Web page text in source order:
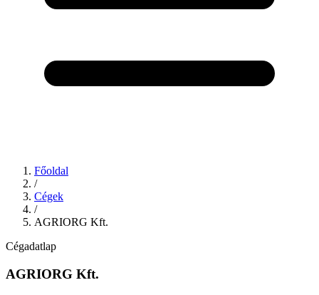
Főoldal
/
Cégek
/
AGRIORG Kft.
Cégadatlap
AGRIORG Kft.